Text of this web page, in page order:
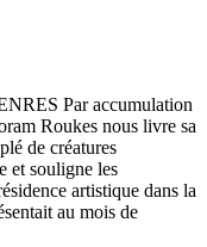
Par accumulation
Roukes nous livre sa
de créatures
et souligne les
artistique dans la
au mois de